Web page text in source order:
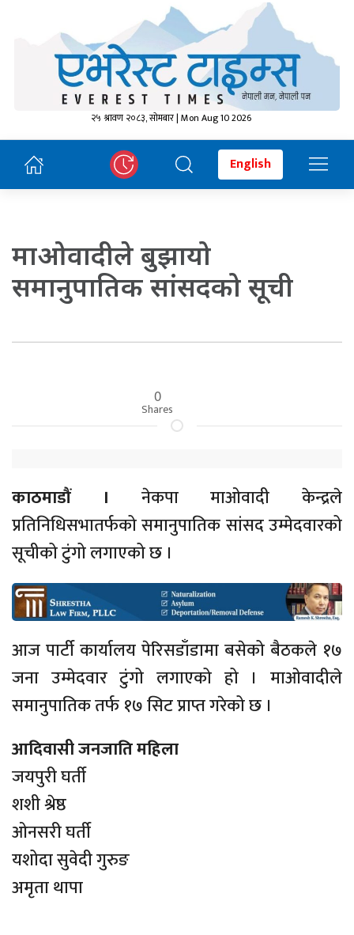
२५ श्रावण २०८३, सोमबार | Mon Aug 10 2026
English
माओवादीले बुझायो
समानुपातिक सांसदको सूची
0
Shares
काठमाडौं । नेकपा माओवादी केन्द्रले
प्रतिनिधिसभातर्फको समानुपातिक सांसद उम्मेदवारको
सूचीको टुंगो लगाएको छ ।
आज पार्टी कार्यालय पेरिसडाँडामा बसेको बैठकले १७
जना उम्मेदवार टुंगो लगाएको हो । माओवादीले
समानुपातिक तर्फ १७ सिट प्राप्त गरेको छ ।
आदिवासी जनजाति महिला
जयपुरी घर्ती
शशी श्रेष्ठ
ओनसरी घर्ती
यशोदा सुवेदी गुरुङ
अमृता थापा